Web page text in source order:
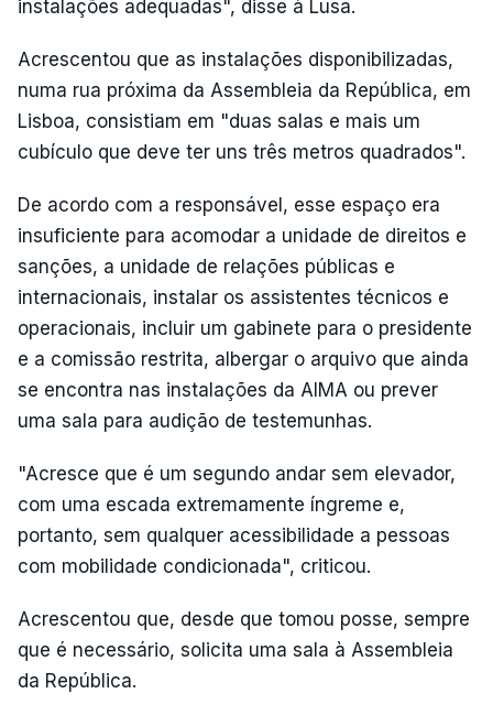
instalações adequadas", disse à Lusa.
Acrescentou que as instalações disponibilizadas,
numa rua próxima da Assembleia da República, em
Lisboa, consistiam em "duas salas e mais um
cubículo que deve ter uns três metros quadrados".
De acordo com a responsável, esse espaço era
insuficiente para acomodar a unidade de direitos e
sanções, a unidade de relações públicas e
internacionais, instalar os assistentes técnicos e
operacionais, incluir um gabinete para o presidente
e a comissão restrita, albergar o arquivo que ainda
se encontra nas instalações da AIMA ou prever
uma sala para audição de testemunhas.
"Acresce que é um segundo andar sem elevador,
com uma escada extremamente íngreme e,
portanto, sem qualquer acessibilidade a pessoas
com mobilidade condicionada", criticou.
Acrescentou que, desde que tomou posse, sempre
que é necessário, solicita uma sala à Assembleia
da República.